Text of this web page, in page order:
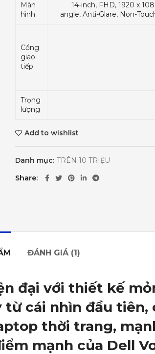
Màn
hình
14-inch, FHD, 1920 x
angle, Anti-Glare, Non-
Cổng
giao
tiếp
Trọng
lượng
Add to wishlist
Danh mục: TRÊN 10 TRIỆU
Share
ĐÁNH GIÁ (1)
đại với thiết kế
cái nhìn đầu tiên,
thời trang,
mạnh của Dell